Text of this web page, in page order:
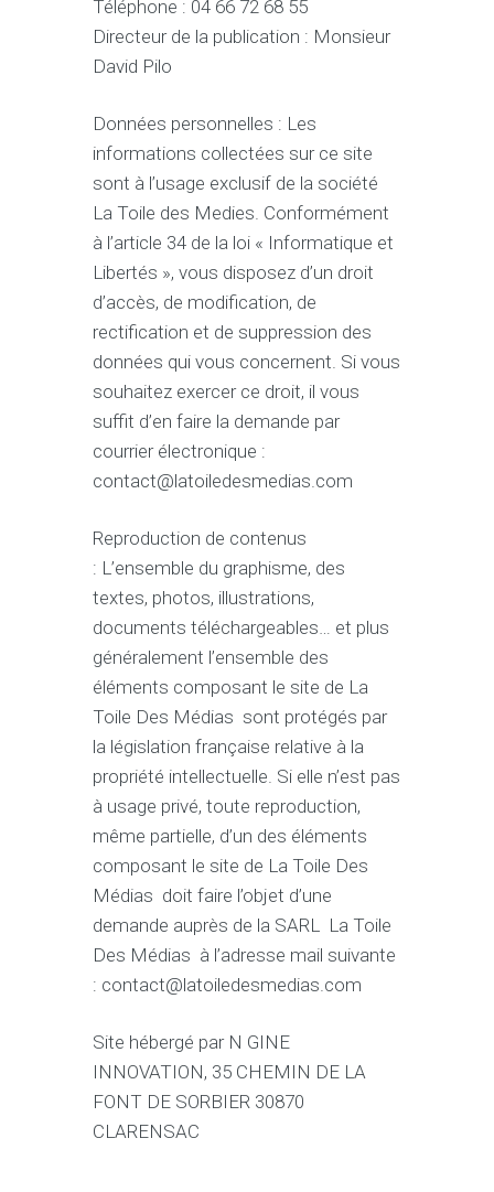
Téléphone : 04 66 72 68 55
Directeur de la publication : Monsieur
David Pilo
Données personnelles : Les
informations collectées sur ce site
sont à l’usage exclusif de la société
La Toile des Medies. Conformément
à l’article 34 de la loi « Informatique et
Libertés », vous disposez d’un droit
d’accès, de modification, de
rectification et de suppression des
données qui vous concernent. Si vous
souhaitez exercer ce droit, il vous
suffit d’en faire la demande par
courrier électronique :
contact@latoiledesmedias.com
Reproduction de contenus
: L’ensemble du graphisme, des
textes, photos, illustrations,
documents téléchargeables… et plus
généralement l’ensemble des
éléments composant le site de La
Toile Des Médias sont protégés par
la législation française relative à la
propriété intellectuelle. Si elle n’est pas
à usage privé, toute reproduction,
même partielle, d’un des éléments
composant le site de La Toile Des
Médias doit faire l’objet d’une
demande auprès de la SARL La Toile
Des Médias à l’adresse mail suivante
: contact@latoiledesmedias.com
Site hébergé par N GINE
INNOVATION, 35 CHEMIN DE LA
FONT DE SORBIER 30870
CLARENSAC